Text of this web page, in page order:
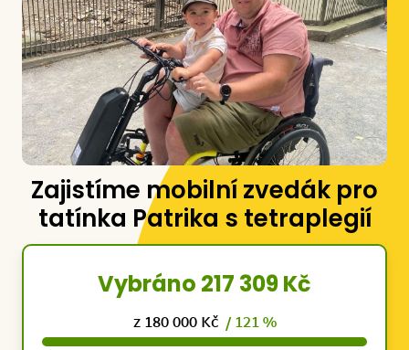
Zajistíme mobilní zvedák pro
tatínka Patrika s tetraplegií
Vybráno 217 309 Kč
z 180 000 Kč / 121 %